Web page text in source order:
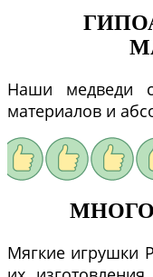
Наши медведи
материалов и
Мягкие игрушки